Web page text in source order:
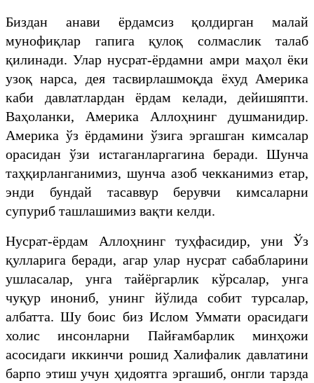
Биздан анави ёрдамсиз қолдирган малай
мунофиқлар гапига қулоқ солмаслик талаб
қилинади. Улар нусрат-ёрдамни амри маҳол ёки
узоқ нарса, дея тасвирлашмоқда ёхуд Америка
каби давлатлардан ёрдам келади, дейишяпти.
Ваҳоланки, Америка Аллоҳнинг душманидир.
Америка ўз ёрдамини ўзига эргашган кимсалар
орасидан ўзи истаганларгагина беради. Шунча
таҳқирланганимиз, шунча азоб чекканимиз етар,
энди бундай тасаввур берувчи кимсаларни
супуриб ташлашимиз вақти келди.
Нусрат-ёрдам Аллоҳнинг туҳфасидир, уни Ўз
қулларига беради, агар улар нусрат сабабларини
ушласалар, унга тайёргарлик кўрсалар, унга
чуқур инониб, унинг йўлида собит турсалар,
албатта. Шу боис биз Ислом Уммати орасидаги
холис инсонларни Пайғамбарлик минҳожи
асосидаги иккинчи рошид Халифалик давлатини
барпо этиш учун ҳидоятга эргашиб, онгли тарзда